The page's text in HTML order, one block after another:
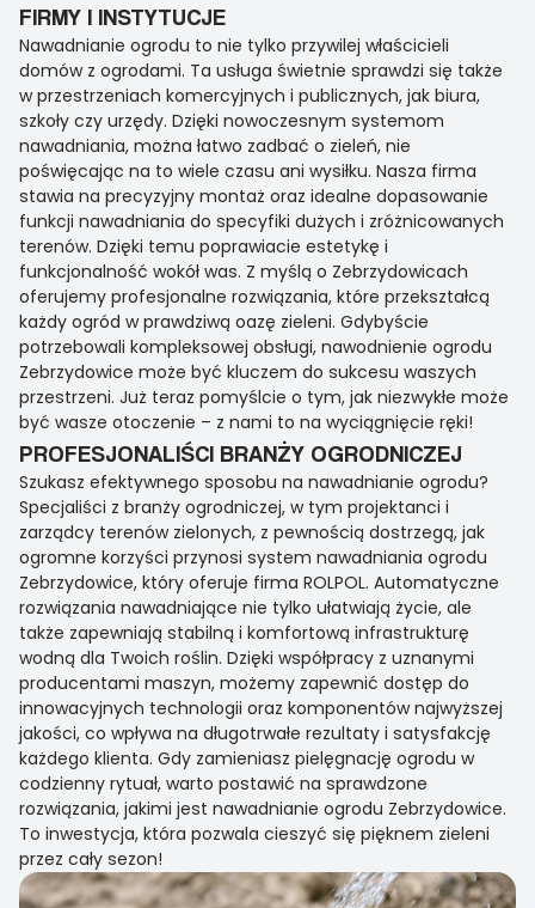
FIRMY I INSTYTUCJE
Nawadnianie ogrodu to nie tylko przywilej właścicieli
domów z ogrodami. Ta usługa świetnie sprawdzi się także
w przestrzeniach komercyjnych i publicznych, jak biura,
szkoły czy urzędy. Dzięki nowoczesnym systemom
nawadniania, można łatwo zadbać o zieleń, nie
poświęcając na to wiele czasu ani wysiłku. Nasza firma
stawia na precyzyjny montaż oraz idealne dopasowanie
funkcji nawadniania do specyfiki dużych i zróżnicowanych
terenów. Dzięki temu poprawiacie estetykę i
funkcjonalność wokół was. Z myślą o Zebrzydowicach
oferujemy profesjonalne rozwiązania, które przekształcą
każdy ogród w prawdziwą oazę zieleni. Gdybyście
potrzebowali kompleksowej obsługi, nawodnienie ogrodu
Zebrzydowice może być kluczem do sukcesu waszych
przestrzeni. Już teraz pomyślcie o tym, jak niezwykłe może
być wasze otoczenie – z nami to na wyciągnięcie ręki!
PROFESJONALIŚCI BRANŻY OGRODNICZEJ
Szukasz efektywnego sposobu na nawadnianie ogrodu?
Specjaliści z branży ogrodniczej, w tym projektanci i
zarządcy terenów zielonych, z pewnością dostrzegą, jak
ogromne korzyści przynosi system nawadniania ogrodu
Zebrzydowice, który oferuje firma ROLPOL. Automatyczne
rozwiązania nawadniające nie tylko ułatwiają życie, ale
także zapewniają stabilną i komfortową infrastrukturę
wodną dla Twoich roślin. Dzięki współpracy z uznanymi
producentami maszyn, możemy zapewnić dostęp do
innowacyjnych technologii oraz komponentów najwyższej
jakości, co wpływa na długotrwałe rezultaty i satysfakcję
każdego klienta. Gdy zamieniasz pielęgnację ogrodu w
codzienny rytuał, warto postawić na sprawdzone
rozwiązania, jakimi jest nawadnianie ogrodu Zebrzydowice.
To inwestycja, która pozwala cieszyć się pięknem zieleni
przez cały sezon!